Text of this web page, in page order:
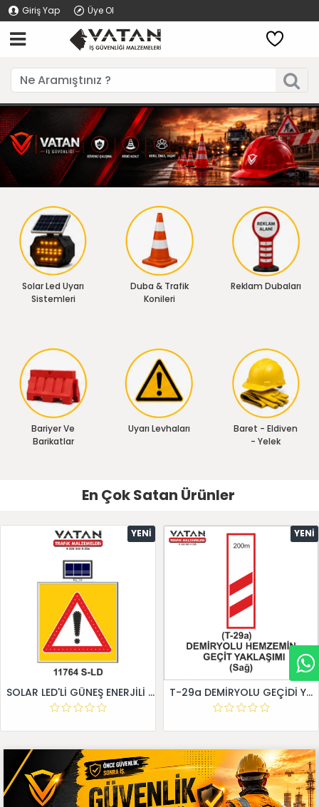
Giriş Yap Üye Ol
Solar Led Uyarı
Sistemleri
Duba & Trafik
Konileri
Reklam Dubaları
Bariyer Ve
Barikatlar
Uyarı Levhaları
Baret - Eldiven
- Yelek
En Çok Satan Ürünler
YENI
SOLAR LED'Lİ GÜNEŞ ENERJİLİ LEVHA
YENI
T-29a DEMİRYOLU GEÇİDİ YAKLAŞIM LEVHALARI (Sağ)